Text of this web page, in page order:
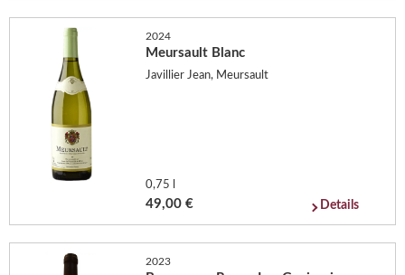
2024
Meursault Blanc
Javillier Jean, Meursault
0,75 l
49,00 € Details
2023